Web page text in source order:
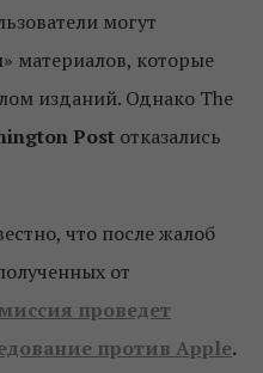
могут
материалов, которые
изданий. Однако The
Post отказались
что после жалоб
от
проведет
против Apple.